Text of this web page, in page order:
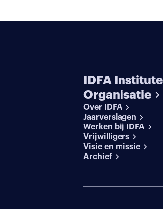
IDFA Institute
Organisatie
Over IDFA
Jaarverslagen
Werken bij IDFA
Vrijwilligers
Visie en missie
Archief